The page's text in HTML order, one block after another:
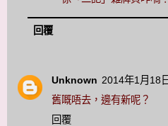
回覆
Unknown 2014年1月18
舊嘅唔去，邊有新呢？
回覆